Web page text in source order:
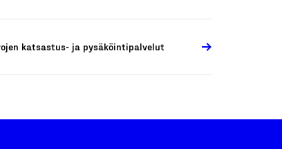
katsastus- ja pysäköintipalvelut